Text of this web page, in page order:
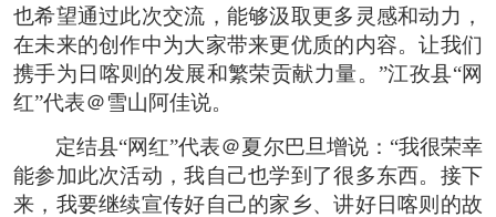
也希望通过此次交流，能够汲取更多灵感和动力，
在未来的创作中为大家带来更优质的内容。让我们
携手为日喀则的发展和繁荣贡献力量。”江孜县“网
红”代表＠雪山阿佳说。
定结县“网红”代表＠夏尔巴旦增说：“我很荣幸
能参加此次活动，我自己也学到了很多东西。接下
来，我要继续宣传好自己的家乡、讲好日喀则的故